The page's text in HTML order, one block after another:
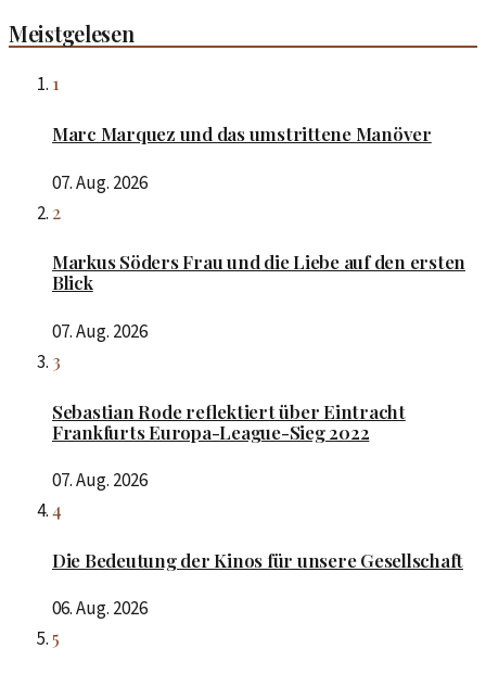
Meistgelesen
1
Marc Marquez und das umstrittene Manöver
07. Aug. 2026
2
Markus Söders Frau und die Liebe auf den ersten
Blick
07. Aug. 2026
3
Sebastian Rode reflektiert über Eintracht
Frankfurts Europa-League-Sieg 2022
07. Aug. 2026
4
Die Bedeutung der Kinos für unsere Gesellschaft
06. Aug. 2026
5